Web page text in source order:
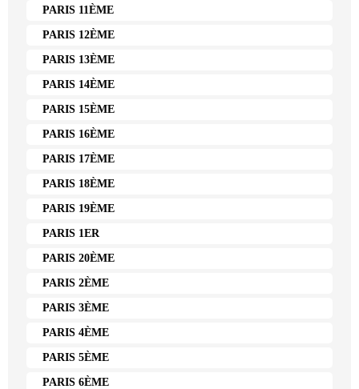
PARIS 11ÈME
PARIS 12ÈME
PARIS 13ÈME
PARIS 14ÈME
PARIS 15ÈME
PARIS 16ÈME
PARIS 17ÈME
PARIS 18ÈME
PARIS 19ÈME
PARIS 1ER
PARIS 20ÈME
PARIS 2ÈME
PARIS 3ÈME
PARIS 4ÈME
PARIS 5ÈME
PARIS 6ÈME